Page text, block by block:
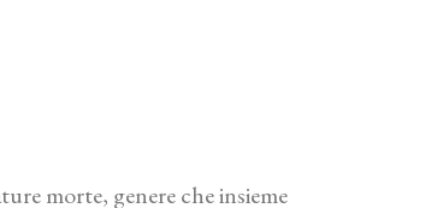
morte, genere che insieme